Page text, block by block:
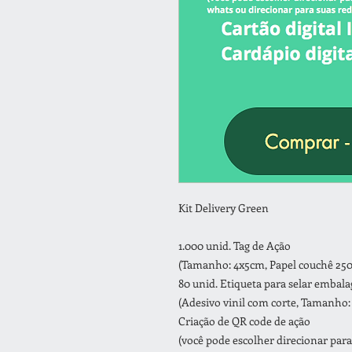
Kit Delivery Green
1.000 unid. Tag de Ação
(Tamanho: 4x5cm, Papel couchê
80 unid. Etiqueta para selar
(Adesivo vinil com corte, Tamanho:
Criação de QR code de ação
(você pode escolher direcionar